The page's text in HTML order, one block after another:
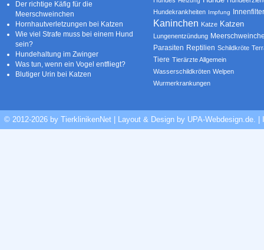
Der richtige Käfig für die
Meerschweinchen
Hornhautverletzungen bei Katzen
Wie viel Strafe muss bei einem Hund
sein?
Hundehaltung im Zwinger
Was tun, wenn ein Vogel entfliegt?
Blutiger Urin bei Katzen
Hundekrankheiten Impfung
Kaninchen Katze Katzen
Lungenentzündung
Parasiten Reptilien Schildkröte
Tiere Tierärzte Allgemein
Wasserschildkröten Welpen
Wurmerkrankungen
© 2012-2026 by TierklinikenNet | Layout & Design by UPA-Webdesign.de.